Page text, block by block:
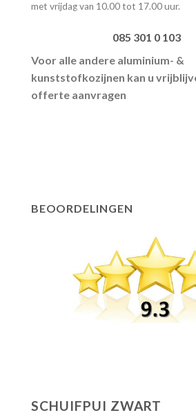
met vrijdag van 10.00 tot 17.00 uur.
085 301 0 103
Voor alle andere aluminium- &
kunststofkozijnen kan u
offerte aanvragen
BEOORDELINGEN
SCHUIFPUI ZWART